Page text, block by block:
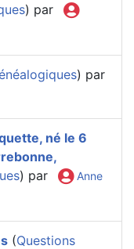
) par
) par
né le 6
) par
Anne
(Questions